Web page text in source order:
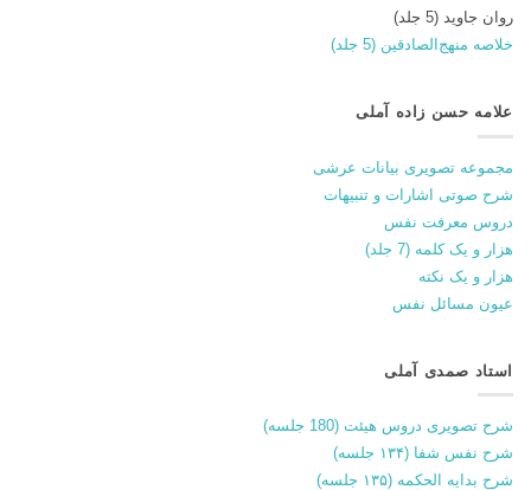
روان جاوید (5 جلد)
خلاصه منهج‌الصادقین (5 جلد)
علامه حسن زاده آملی
مجموعه تصویری بیانات عرشی
شرح صوتی اشارات و تنبیهات
دروس معرفت نفس
هزار و یک کلمه (7 جلد)
هزار و یک نکته
عیون مسائل نفس
استاد صمدی آملی
شرح تصویری دروس هیئت (180 جلسه)
شرح نفس شفا (۱۳۴ جلسه)
شرح بدایه الحکمه (۱۳۵ جلسه)